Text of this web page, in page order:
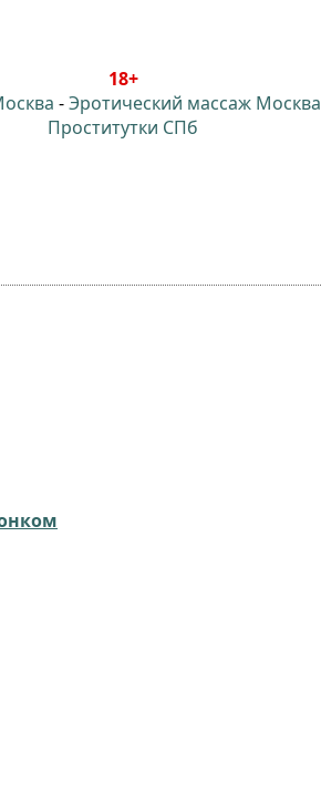
18+
-Эротический массаж Москва
Проститутки СПб